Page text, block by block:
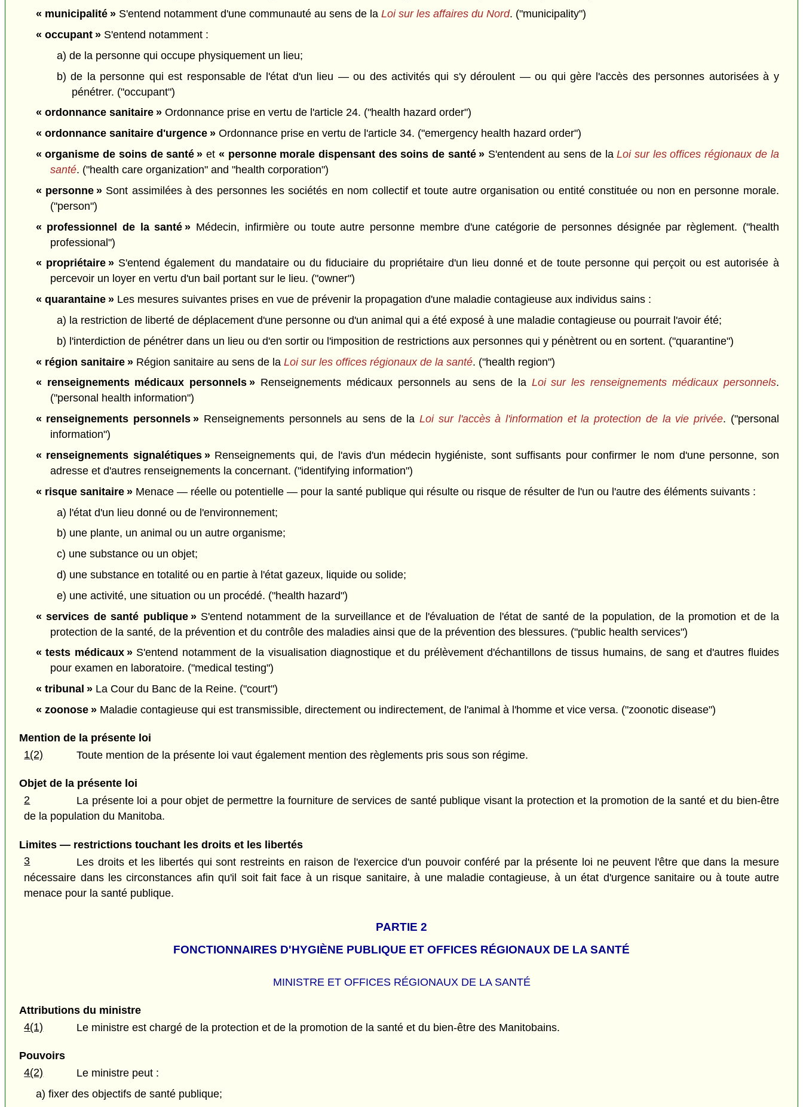
« municipalité »S'entend notamment d'une communauté au sens de la Loi sur les affaires du Nord. ("municipality")
« occupant »S'entend notamment :
a) de la personne qui occupe physiquement un lieu;
b) de la personne qui est responsable de l'état d'un lieu — ou des activités qui s'y déroulent — ou qui gère l'accès des personnes autorisées à y
pénétrer. ("occupant")
« ordonnance sanitaire »Ordonnance prise en vertu de l'article 24. ("health hazard order")
« ordonnance sanitaire d'urgence »Ordonnance prise en vertu de l'article 34. ("emergency health hazard order")
« organisme de soins de santé » et « personne morale dispensant des soins de santé »S'entendent au sens de laLoi sur les offices régionaux de la
santé. ("health care organization" and "health corporation")
« personne » Sont assimilées à des personnes les sociétés en nom collectif et toute autre organisation ou entité constituée ou non en personne morale.
("person")
« professionnel de la santé » Médecin, infirmière ou toute autre personne membre d'une catégorie de personnes désignée par règlement. ("health
professional")
« propriétaire »S'entend également du mandataire ou du fiduciaire du propriétaire d'un lieu donné et de toute personne qui perçoit ou est autorisée à
percevoir un loyer en vertu d'un bail portant sur le lieu. ("owner")
« quarantaine »Les mesures suivantes prises en vue de prévenir la propagation d'une maladie contagieuse aux individus sains :
a) la restriction de liberté de déplacement d'une personne ou d'un animal qui a été exposé à une maladie contagieuse ou pourrait l'avoir été;
b) l'interdiction de pénétrer dans un lieu ou d'en sortir ou l'imposition de restrictions aux personnes qui y pénètrent ou en sortent. ("quarantine")
« région sanitaire »Région sanitaire au sens de la Loi sur les offices régionaux de la santé. ("health region")
« renseignements médicaux personnels » Renseignements médicaux personnels au sens de la Loi sur les renseignements médicaux personnels.
("personal health information")
« renseignements personnels » Renseignements personnels au sens de laLoi sur l'accès à l'information et la protection de la vie privée. ("personal
information")
« renseignements signalétiques »Renseignements qui, de l'avis d'un médecin hygiéniste, sont suffisants pour confirmer le nom d'une personne, son
adresse et d'autres renseignements la concernant. ("identifying information")
« risque sanitaire »Menace — réelle ou potentielle — pour la santé publique qui résulte ou risque de résulter de l'un ou l'autre des éléments suivants :
a) l'état d'un lieu donné ou de l'environnement;
b) une plante, un animal ou un autre organisme;
c) une substance ou un objet;
d) une substance en totalité ou en partie à l'état gazeux, liquide ou solide;
e) une activité, une situation ou un procédé. ("health hazard")
« services de santé publique »S'entend notamment de la surveillance et de l'évaluation de l'état de santé de la population, de la promotion et de la
protection de la santé, de la prévention et du contrôle des maladies ainsi que de la prévention des blessures. ("public health services")
« tests médicaux »S'entend notamment de la visualisation diagnostique et du prélèvement d'échantillons de tissus humains, de sang et d'autres fluides
pour examen en laboratoire. ("medical testing")
« tribunal »La Cour du Banc de la Reine. ("court")
« zoonose »Maladie contagieuse qui est transmissible, directement ou indirectement, de l'animal à l'homme et vice versa. ("zoonotic disease")
Mention de la présente loi
1(2)
Toute mention de la présente loi vaut également mention des règlements pris sous son régime.
Objet de la présente loi
2
La présente loi a pour objet de permettre la fourniture de services de santé publique visant la protection et la promotion de la santé et du bien-être
de la population du Manitoba.
Limites — restrictions touchant les droits et les libertés
3
Les droits et les libertés qui sont restreints en raison de l'exercice d'un pouvoir conféré par la présente loi ne peuvent l'être que dans la mesure
nécessaire dans les circonstances afin qu'il soit fait face à un risque sanitaire, à une maladie contagieuse, à un état d'urgence sanitaire ou à toute autre
menace pour la santé publique.
PARTIE 2
FONCTIONNAIRES D'HYGIÈNE PUBLIQUE ET OFFICES RÉGIONAUX DE LA SANTÉ
MINISTRE ET OFFICES RÉGIONAUX DE LA SANTÉ
Attributions du ministre
4(1)
Le ministre est chargé de la protection et de la promotion de la santé et du bien-être des Manitobains.
Pouvoirs
4(2)
Le ministre peut :
a) fixer des objectifs de santé publique;